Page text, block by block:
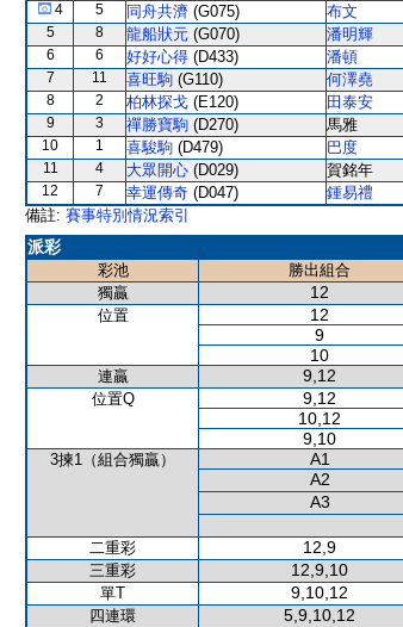
4
5 同舟共濟 (G075) 布文
5
8 龍船狀元 (G070) 潘明輝
6
6 好好心得 (D433) 潘頓
7
11 喜旺駒 (G110) 何澤堯
8
2 柏林探戈 (E120) 田泰安
9
3 禪勝寶駒 (D270) 馬雅
10
1 喜駿駒 (D479) 巴度
11
4 大眾開心 (D029) 賀銘年
12
7 幸運傳奇 (D047) 鍾易禮
備註: 賽事特別情況索引
派彩
彩池 勝出組合
獨贏
12
位置 12
9
10
連贏 9,12
位置Q 9,12
10,12
9,10
3揀1（組合獨贏） A1
A2
A3
二重彩
12,9
三重彩 12,9,10
單T 9,10,12
四連環 5,9,10,12